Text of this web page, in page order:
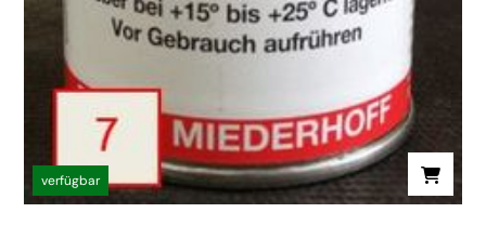
verfügbar